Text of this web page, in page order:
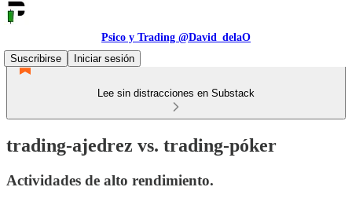
Psico y Trading @David_delaO
Suscribirse
Iniciar sesión
Lee sin distracciones en Substack
trading-ajedrez vs. trading-póker
Actividades de alto rendimiento.